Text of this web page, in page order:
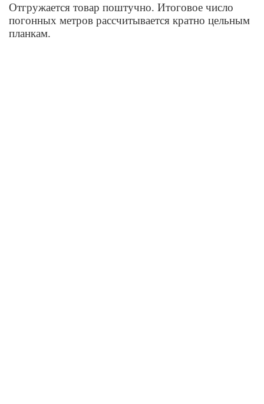
Отгружается товар поштучно. Итоговое число
погонных метров рассчитывается кратно цельным
планкам.